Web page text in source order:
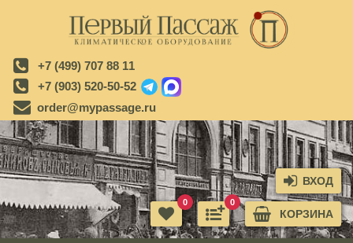
+7 (499) 707 88 11
+7 (903) 520-50-52
order@mypassage.ru
ВХОД
КОРЗИНА
0
0